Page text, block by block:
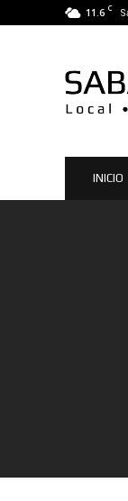
11.6 C
Hoy
|
Noticias
INICIO